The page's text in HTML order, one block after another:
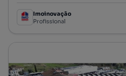
Imoinovação
Profissional